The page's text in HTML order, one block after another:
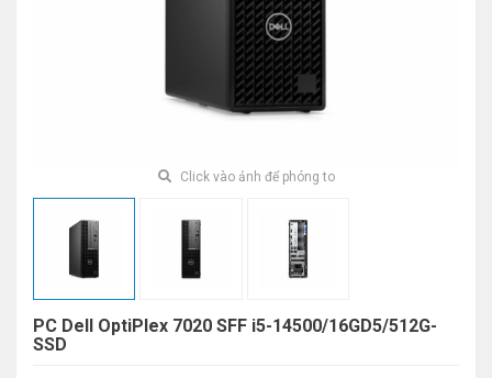
Click vào ảnh để phóng to
PC Dell OptiPlex 7020 SFF i5-14500/16GD5/512G-
SSD